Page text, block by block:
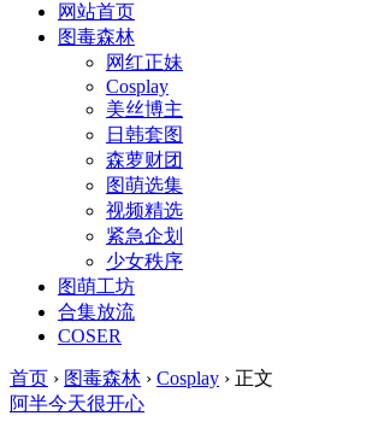
网站首页
图毒森林
网红正妹
Cosplay
美丝博主
日韩套图
森萝财团
图萌选集
视频精选
紧急企划
少女秩序
图萌工坊
合集放流
COSER
首页 › 图毒森林 › Cosplay › 正文
阿半今天很开心